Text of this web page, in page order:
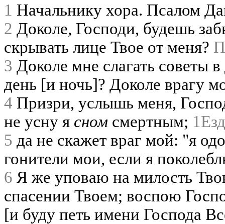
1 Начальнику хора. Псалом
2 Доколе, Господи, будешь
скрывать лице Твое от меня?
3 Доколе мне слагать советы
день [и ночь]? Доколе врагу
4 Призри, услышь меня,
не усну я сном смертным;
5 да не скажет враг мой: "я
гонители мои, если я
6 Я же уповаю на милость
спасении Твоем; воспою
[и буду петь имени Господа